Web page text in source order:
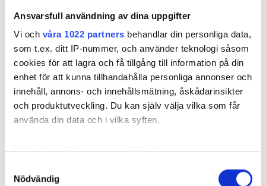
Ansvarsfull användning av dina uppgifter
Vi och våra 1022 partners behandlar din personliga data,
som t.ex. ditt IP-nummer, och använder teknologi såsom
cookies för att lagra och få tillgång till information på din
enhet för att kunna tillhandahålla personliga annonser och
innehåll, annons- och innehållsmätning, åskådarinsikter
och produktutveckling. Du kan själv välja vilka som får
använda din data och i vilka syften.
som kan ha en noggrannhet på upp till flera meter
Nödvändig
Foto: Arkivbild: Anna Rytterbrant
Foto: Arkivbild: Anna Rytterbrant